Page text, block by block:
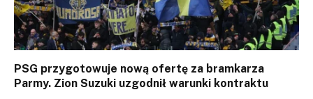
PSG przygotowuje nową ofertę za bramkarza
Parmy. Zion Suzuki uzgodnił warunki kontraktu